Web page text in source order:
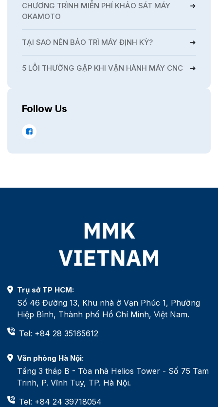
CHƯƠNG TRÌNH MIỄN PHÍ KHẢO SÁT MÁY
OKAMOTO
TẠI SAO NÊN BẢO TRÌ MÁY ĐỊNH KỲ?
5 LỖI THƯỜNG GẶP KHI VẬN HÀNH MÁY CNC
Follow Us
Trụ sở TP HCM:
Số 46 Đường 13, Khu nhà ở Vạn Phúc 1, Phường
Hiệp Bình, Thành phố Hồ Chí Minh, Việt Nam.
Tel: +84 28 35165612
Văn phòng Hà Nội:
Tầng 3 tháp B - Tòa nhà Helios Tower - Số 75 Tam
Trinh, P. Vĩnh Tuy, TP. Hà Nội.
Tel: +84 24 39718054